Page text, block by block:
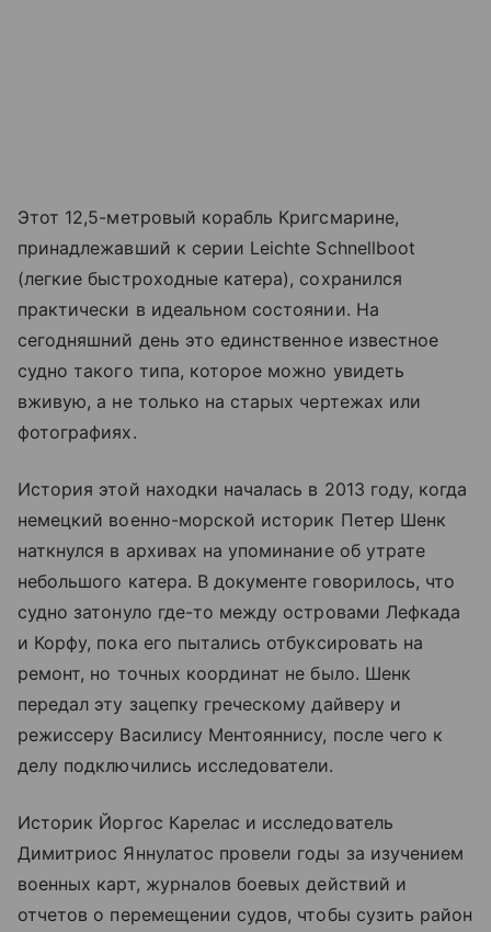
Этот 12,5-метровый корабль Кригсмарине,
принадлежавший к серии Leichte Schnellboot
(легкие быстроходные катера), сохранился
практически в идеальном состоянии. На
сегодняшний день это единственное известное
судно такого типа, которое можно увидеть
вживую, а не только на старых чертежах или
фотографиях.
История этой находки началась в 2013 году, когда
немецкий военно-морской историк Петер Шенк
наткнулся в архивах на упоминание об утрате
небольшого катера. В документе говорилось, что
судно затонуло где-то между островами Лефкада
и Корфу, пока его пытались отбуксировать на
ремонт, но точных координат не было. Шенк
передал эту зацепку греческому дайверу и
режиссеру Василису Ментояннису, после чего к
делу подключились исследователи.
Историк Йоргос Карелас и исследователь
Димитриос Яннулатос провели годы за изучением
военных карт, журналов боевых действий и
отчетов о перемещении судов, чтобы сузить район